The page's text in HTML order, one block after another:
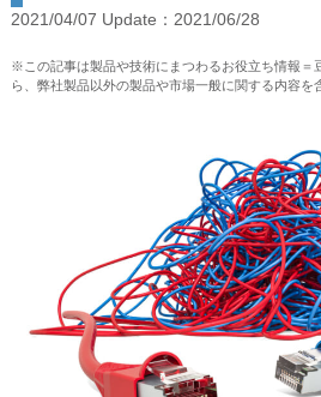
2021/04/07 Update：2021/06/28
※この記事は製品や技術にまつわるお役立ち情報＝
ら、弊社製品以外の製品や市場一般に関する内容を